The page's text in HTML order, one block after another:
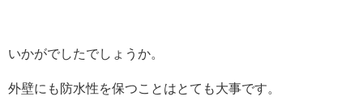
いかがでしたでしょうか。
外壁にも防水性を保つことはとても大事です。